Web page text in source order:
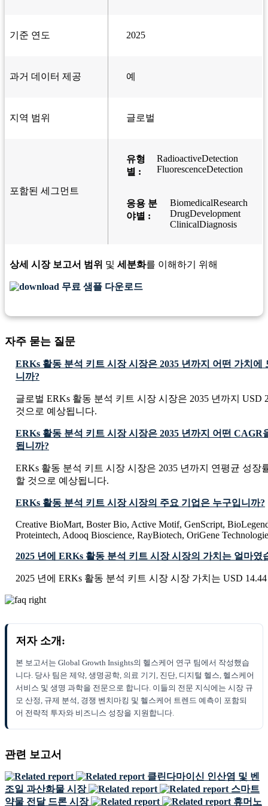
기준 연도 2025
과거 데이터 제공 예
지역 범위 글로벌
포함된 세그먼트
유형
별 :
RadioactiveDetection
FluorescenceDetection
응용 분
야별 :
BiomedicalResearch
DrugDevelopment
ClinicalDiagnosis
상세 시장 보고서 범위 및 세분화를 이해하기 위해
무료 샘플 다운로드
자주 묻는 질문
ERKs 활동 분석 키트 시장 시장은 2035 년까지 어떤 가치에
니까?
글로벌 ERKs 활동 분석 키트 시장 시장은 2035 년까지 USD
것으로 예상됩니다.
ERKs 활동 분석 키트 시장 시장은 2035 년까지 어떤 CAGR
됩니까?
ERKs 활동 분석 키트 시장 시장은 2035 년까지 연평균 성장
할 것으로 예상됩니다.
ERKs 활동 분석 키트 시장 시장의 주요 기업은 누구입니까?
Creative BioMart, Boster Bio, Active Motif, GenScript,
Proteintech, Adooq Bioscience, RayBiotech, OriGene
2025 년에 ERKs 활동 분석 키트 시장 시장의 가치는 얼마였
2025 년에 ERKs 활동 분석 키트 시장 시장 가치는 USD
저자 소개:
본 보고서는 Global Growth Insights의 헬스케어 연구 팀에서 작성했습
니다. 당사 팀은 제약, 생명공학, 의료 기기, 진단, 디지털 헬스, 헬스케어
서비스 및 생명 과학을 전문으로 합니다. 이들의 전문 지식에는 시장 규
모 산정, 규제 분석, 경쟁 벤치마킹 및 헬스케어 트렌드 예측이 포함되
어 전략적 투자와 비즈니스 성장을 지원합니다.
관련 보고서
클린다마이신 인산염 및 벤
조일 과산화물 시장
스마트
약물 전달 드론 시장
휴머노